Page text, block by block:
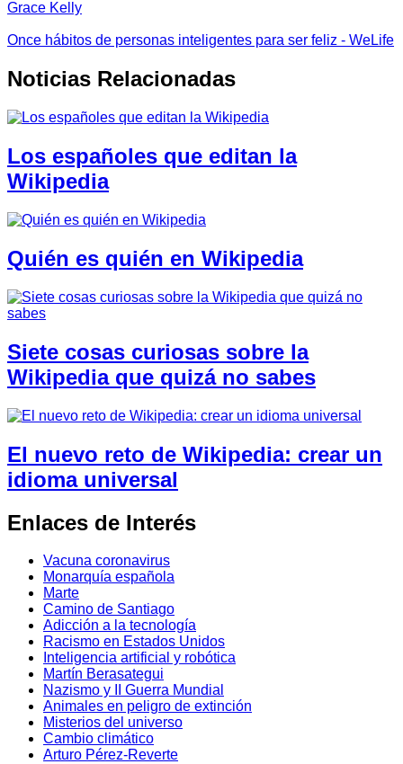
Grace Kelly
Once hábitos de personas inteligentes para ser feliz - WeLife
Noticias Relacionadas
Los españoles que editan la
Wikipedia
Quién es quién en Wikipedia
Siete cosas curiosas sobre la
Wikipedia que quizá no sabes
El nuevo reto de Wikipedia: crear un
idioma universal
Enlaces de Interés
Vacuna coronavirus
Monarquía española
Marte
Camino de Santiago
Adicción a la tecnología
Racismo en Estados Unidos
Inteligencia artificial y robótica
Martín Berasategui
Nazismo y II Guerra Mundial
Animales en peligro de extinción
Misterios del universo
Cambio climático
Arturo Pérez-Reverte